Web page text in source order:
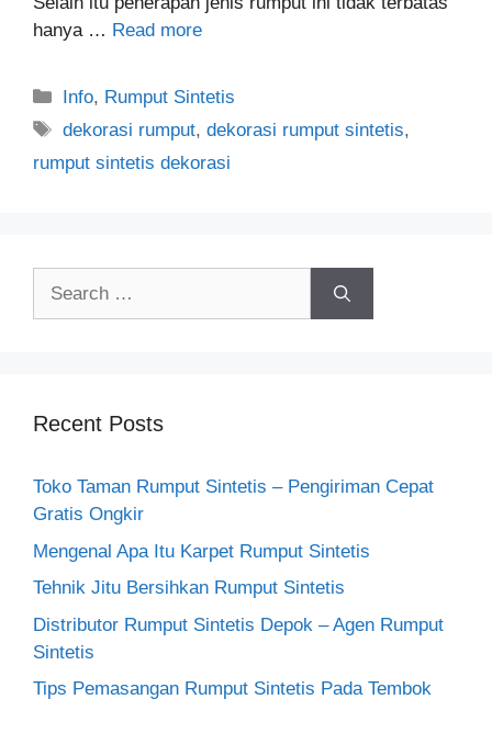
hanya … Read more
Categories
Info, Rumput Sintetis
Tags
dekorasi rumput,dekorasi rumput sintetis,
rumput sintetis dekorasi
Recent Posts
Toko Taman Rumput Sintetis – Pengiriman Cepat
Gratis Ongkir
Mengenal Apa Itu Karpet Rumput Sintetis
Tehnik Jitu Bersihkan Rumput Sintetis
Distributor Rumput Sintetis Depok – Agen Rumput
Sintetis
Tips Pemasangan Rumput Sintetis Pada Tembok